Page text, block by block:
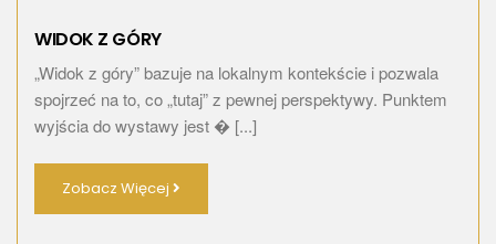
WIDOK Z GÓRY
„Widok z góry” bazuje na lokalnym kontekście i pozwala
spojrzeć na to, co „tutaj” z pewnej perspektywy. Punktem
wyjścia do wystawy jest � [...]
Zobacz Więcej